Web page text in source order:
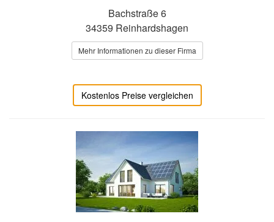
Bachstraße 6
34359 Reinhardshagen
Mehr Informationen zu dieser Firma
Kostenlos Preise vergleichen